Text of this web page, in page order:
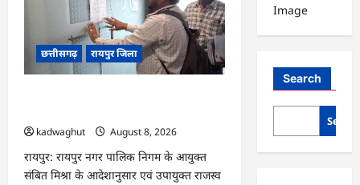
छत्तीसगढ़ रायपुर जिला
kadwaghut
August 8, 2026
रायपुर: रायपुर नगर पालिक निगम के आयुक्त
संबित मिश्रा के आदेशानुसार एवं उपायुक्त राजस्व
Search